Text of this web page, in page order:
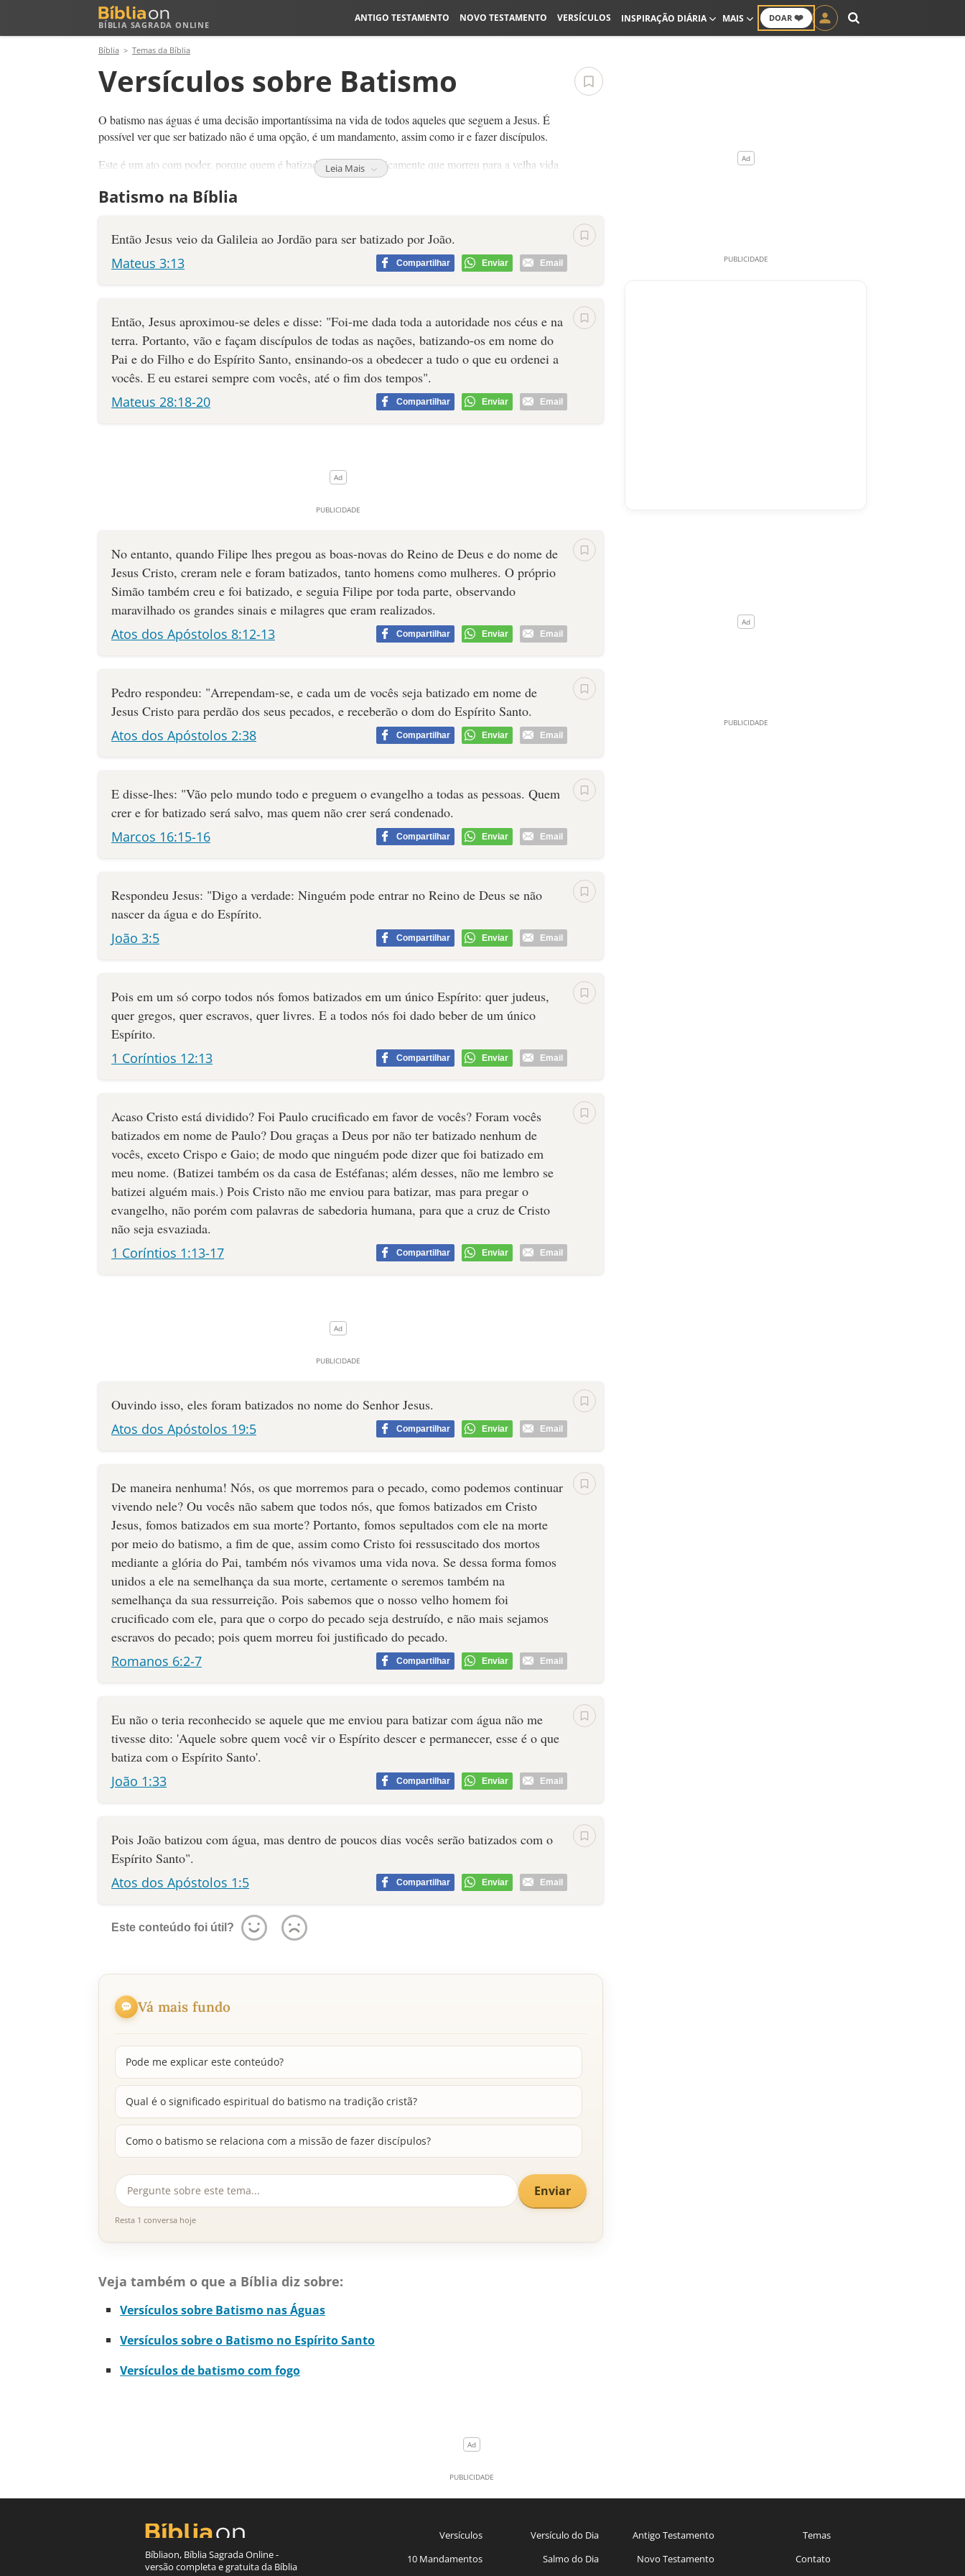
BÍBLIA SAGRADA ONLINE
DOAR ❤️
ANTIGO TESTAMENTO NOVO TESTAMENTO VERSÍCULOS INSPIRAÇÃO DIÁRIA MAIS
Bíblia Temas da Bíblia
Versículos sobre Batismo
O batismo nas águas é uma decisão importantíssima na vida de todos aqueles que seguem a Jesus. É
possível ver que ser batizado não é uma opção, é um mandamento, assim como ir e fazer discípulos.
Este é um ato com poder, porque quem é batizado anuncia publicamente que morreu para a velha vida
Leia Mais
Batismo na Bíblia
Então Jesus veio da Galileia ao Jordão para ser batizado por João.
Mateus 3:13
Compartilhar Enviar Email
Então, Jesus aproximou-se deles e disse: "Foi-me dada toda a autoridade nos céus e na
terra. Portanto, vão e façam discípulos de todas as nações, batizando-os em nome do
Pai e do Filho e do Espírito Santo, ensinando-os a obedecer a tudo o que eu ordenei a
vocês. E eu estarei sempre com vocês, até o fim dos tempos".
Mateus 28:18-20
Compartilhar Enviar Email
No entanto, quando Filipe lhes pregou as boas-novas do Reino de Deus e do nome de
Jesus Cristo, creram nele e foram batizados, tanto homens como mulheres. O próprio
Simão também creu e foi batizado, e seguia Filipe por toda parte, observando
maravilhado os grandes sinais e milagres que eram realizados.
Atos dos Apóstolos 8:12-13
Compartilhar Enviar Email
Pedro respondeu: "Arrependam-se, e cada um de vocês seja batizado em nome de
Jesus Cristo para perdão dos seus pecados, e receberão o dom do Espírito Santo.
Atos dos Apóstolos 2:38
Compartilhar Enviar Email
E disse-lhes: "Vão pelo mundo todo e preguem o evangelho a todas as pessoas. Quem
crer e for batizado será salvo, mas quem não crer será condenado.
Marcos 16:15-16
Compartilhar Enviar Email
Respondeu Jesus: "Digo a verdade: Ninguém pode entrar no Reino de Deus se não
nascer da água e do Espírito.
João 3:5
Compartilhar Enviar Email
Pois em um só corpo todos nós fomos batizados em um único Espírito: quer judeus,
quer gregos, quer escravos, quer livres. E a todos nós foi dado beber de um único
Espírito.
1 Coríntios 12:13
Compartilhar Enviar Email
Acaso Cristo está dividido? Foi Paulo crucificado em favor de vocês? Foram vocês
batizados em nome de Paulo? Dou graças a Deus por não ter batizado nenhum de
vocês, exceto Crispo e Gaio; de modo que ninguém pode dizer que foi batizado em
meu nome. (Batizei também os da casa de Estéfanas; além desses, não me lembro se
batizei alguém mais.) Pois Cristo não me enviou para batizar, mas para pregar o
evangelho, não porém com palavras de sabedoria humana, para que a cruz de Cristo
não seja esvaziada.
1 Coríntios 1:13-17
Compartilhar Enviar Email
Ouvindo isso, eles foram batizados no nome do Senhor Jesus.
Atos dos Apóstolos 19:5
Compartilhar Enviar Email
De maneira nenhuma! Nós, os que morremos para o pecado, como podemos continuar
vivendo nele? Ou vocês não sabem que todos nós, que fomos batizados em Cristo
Jesus, fomos batizados em sua morte? Portanto, fomos sepultados com ele na morte
por meio do batismo, a fim de que, assim como Cristo foi ressuscitado dos mortos
mediante a glória do Pai, também nós vivamos uma vida nova. Se dessa forma fomos
unidos a ele na semelhança da sua morte, certamente o seremos também na
semelhança da sua ressurreição. Pois sabemos que o nosso velho homem foi
crucificado com ele, para que o corpo do pecado seja destruído, e não mais sejamos
escravos do pecado; pois quem morreu foi justificado do pecado.
Romanos 6:2-7
Compartilhar Enviar Email
Eu não o teria reconhecido se aquele que me enviou para batizar com água não me
tivesse dito: 'Aquele sobre quem você vir o Espírito descer e permanecer, esse é o que
batiza com o Espírito Santo'.
João 1:33
Compartilhar Enviar Email
Pois João batizou com água, mas dentro de poucos dias vocês serão batizados com o
Espírito Santo".
Atos dos Apóstolos 1:5
Compartilhar Enviar Email
Este conteúdo foi útil?
Vá mais fundo
Pode me explicar este conteúdo?
Qual é o significado espiritual do batismo na tradição cristã?
Como o batismo se relaciona com a missão de fazer discípulos?
Enviar
Resta 1 conversa hoje
Veja também o que a Bíblia diz sobre:
Versículos sobre Batismo nas Águas
Versículos sobre o Batismo no Espírito Santo
Versículos de batismo com fogo
Bíbliaon, Bíblia Sagrada Online -
versão completa e gratuita da Bíblia
Versículos
10 Mandamentos
Versículo do Dia
Salmo do Dia
Antigo Testamento
Novo Testamento
Temas
Contato